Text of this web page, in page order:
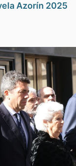
Azorín 2025